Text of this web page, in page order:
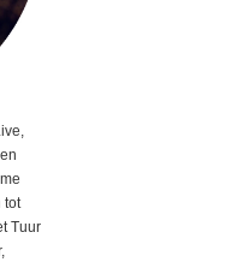
tot
Tuur